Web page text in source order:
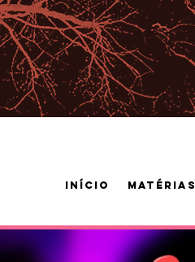
Início Matérias